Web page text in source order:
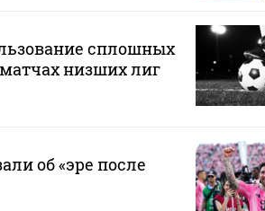
сплошных
низших лиг
об «эре после